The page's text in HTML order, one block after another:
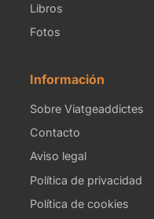
Libros
Fotos
Información
Sobre Viatgeaddictes
Contacto
Aviso legal
Política de privacidad
Política de cookies